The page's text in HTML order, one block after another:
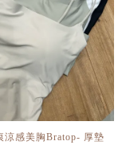
涼感美胸Bratop- 厚墊